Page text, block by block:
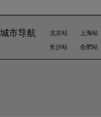
城市导航 北京站 上海站
长沙站
合肥站